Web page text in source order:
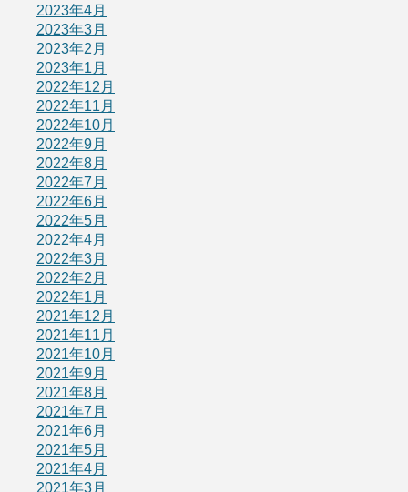
2023年4月
2023年3月
2023年2月
2023年1月
2022年12月
2022年11月
2022年10月
2022年9月
2022年8月
2022年7月
2022年6月
2022年5月
2022年4月
2022年3月
2022年2月
2022年1月
2021年12月
2021年11月
2021年10月
2021年9月
2021年8月
2021年7月
2021年6月
2021年5月
2021年4月
2021年3月